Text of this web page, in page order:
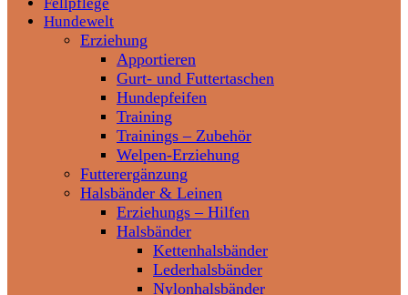
Hundewelt
Erziehung
Apportieren
Gurt- und Futtertaschen
Hundepfeifen
Training
Trainings – Zubehör
Welpen-Erziehung
Futterergänzung
Halsbänder & Leinen
Erziehungs – Hilfen
Halsbänder
Kettenhalsbänder
Lederhalsbänder
Nylonhalsbänder